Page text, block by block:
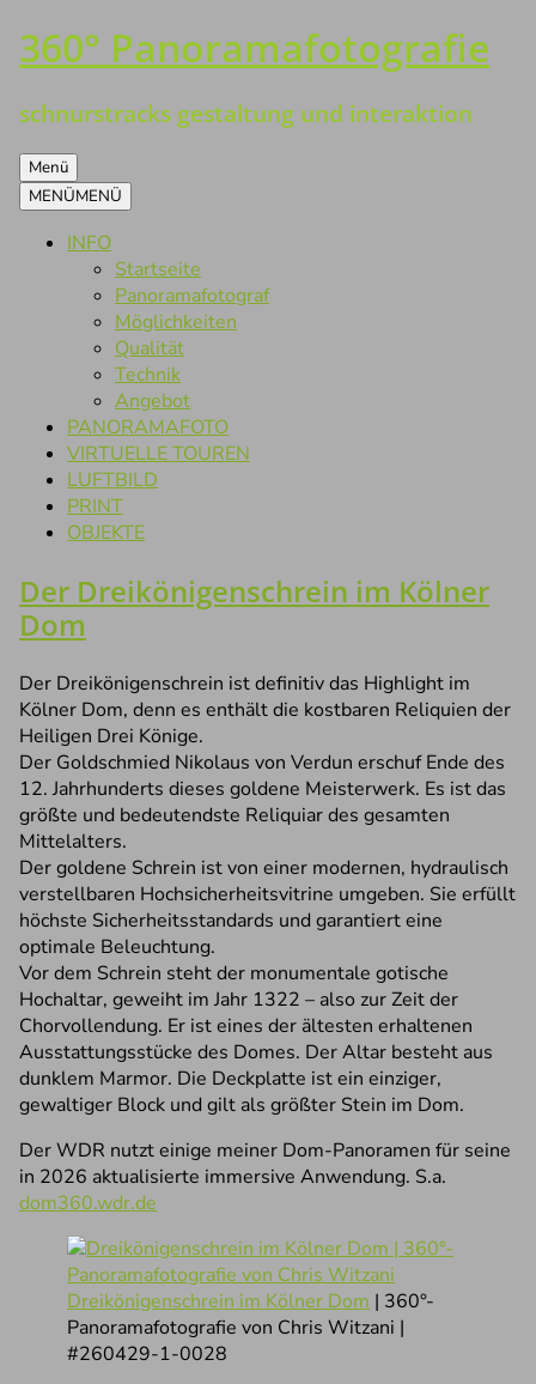
Zum
Inhalt
360° Panoramafotografie
schnurstracks gestaltung und interaktion
Menü
MENÜMENÜ
INFO
Startseite
Panoramafotograf
Möglichkeiten
Qualität
Technik
Angebot
PANORAMAFOTO
VIRTUELLE TOUREN
LUFTBILD
PRINT
OBJEKTE
Der Dreikönigenschrein im Kölner
Dom
Der Dreikönigenschrein ist definitiv das Highlight im
Kölner Dom, denn es enthält die kostbaren Reliquien der
Heiligen Drei Könige.
Der Goldschmied Nikolaus von Verdun erschuf Ende des
12. Jahrhunderts dieses goldene Meisterwerk. Es ist das
größte und bedeutendste Reliquiar des gesamten
Mittelalters.
Der goldene Schrein ist von einer modernen, hydraulisch
verstellbaren Hochsicherheitsvitrine umgeben. Sie erfüllt
höchste Sicherheitsstandards und garantiert eine
optimale Beleuchtung.
Vor dem Schrein steht der monumentale gotische
Hochaltar, geweiht im Jahr 1322 – also zur Zeit der
Chorvollendung. Er ist eines der ältesten erhaltenen
Ausstattungsstücke des Domes. Der Altar besteht aus
dunklem Marmor. Die Deckplatte ist ein einziger,
gewaltiger Block und gilt als größter Stein im Dom.
Der WDR nutzt einige meiner Dom-Panoramen für seine
in 2026 aktualisierte immersive Anwendung. S.a.
dom360.wdr.de
Dreikönigenschrein im Kölner Dom | 360°-
Panoramafotografie von Chris Witzani |
#260429-1-0028